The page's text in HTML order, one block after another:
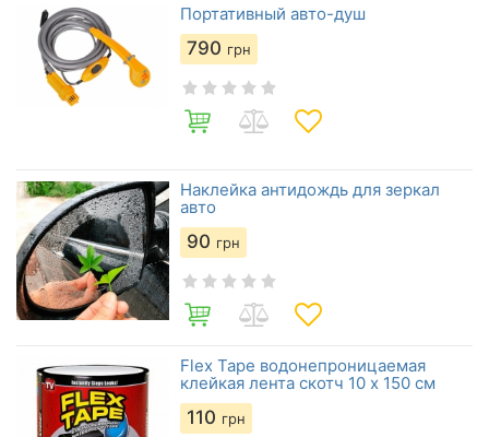
Портативный авто-душ
790 грн
Наклейка антидождь для зеркал
авто
90 грн
Flex Tape водонепроницаемая
клейкая лента скотч 10 х 150 см
110 грн